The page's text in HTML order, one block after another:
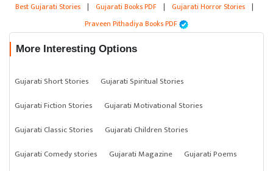
Best Gujarati Stories | Gujarati Books PDF | Gujarati Horror Stories |
Praveen Pithadiya Books PDF
More Interesting Options
Gujarati Short Stories
Gujarati Spiritual Stories
Gujarati Fiction Stories
Gujarati Motivational Stories
Gujarati Classic Stories
Gujarati Children Stories
Gujarati Comedy stories
Gujarati Magazine
Gujarati Poems